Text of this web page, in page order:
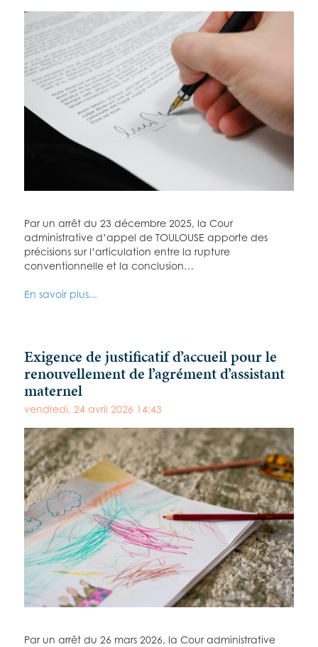
Par un arrêt du 23 décembre 2025, la Cour
administrative d’appel de TOULOUSE apporte des
précisions sur l’articulation entre la rupture
conventionnelle et la conclusion…
En savoir plus...
Exigence de justificatif d’accueil pour le
renouvellement de l’agrément d’assistant
maternel
vendredi, 24 avril 2026 14:43
Par un arrêt du 26 mars 2026, la Cour administrative